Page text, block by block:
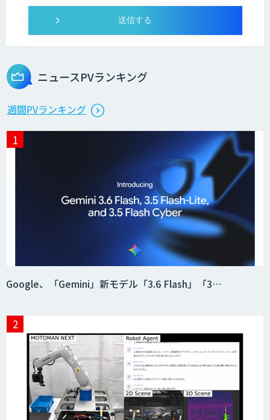
ニュースPVランキング
週間PVランキング
Google、「Gemini」新モデル「3.6 Flash」「3…